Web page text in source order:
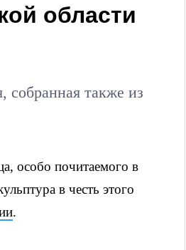
области
собранная также из
особо почитаемого в
в честь этого
.